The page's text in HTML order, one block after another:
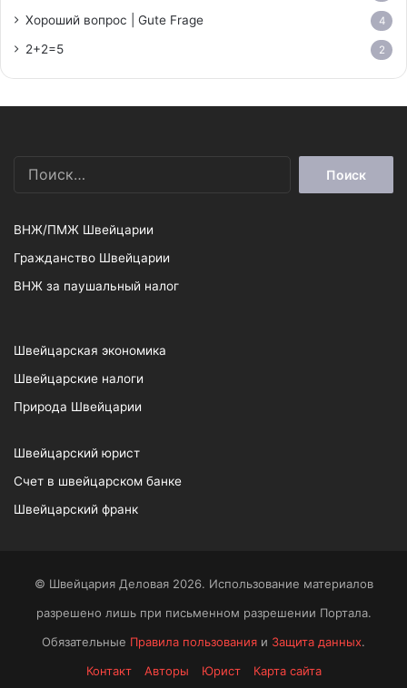
Хороший вопрос | Gute Frage 4
2+2=5 2
ВНЖ/ПМЖ Швейцарии
Гражданство Швейцарии
ВНЖ за паушальный налог
Швейцарская экономика
Швейцарские налоги
Природа Швейцарии
Швейцарский юрист
Счет в швейцарском банке
Швейцарский франк
© Швейцария Деловая 2026. Использование материалов
разрешено лишь при письменном разрешении Портала.
Обязательные Правила пользования и Защита данных.
Контакт
Авторы Юрист Карта сайта